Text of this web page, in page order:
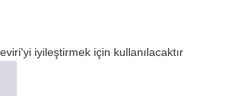
iyileştirmek için kullanılacaktır